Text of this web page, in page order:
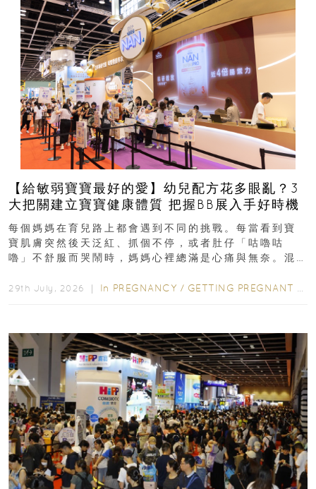
【給敏弱寶寶最好的愛】幼兒配方花多眼亂？3
大把關建立寶寶健康體質 把握BB展入手好時機
每個媽媽在育兒路上都會遇到不同的挑戰。每當看到寶
寶肌膚突然後天泛紅、抓個不停，或者肚仔「咕嚕咕
嚕」不舒服而哭鬧時，媽媽心裡總滿是心痛與無奈。混
29th July, 2026 ｜ In PREGNANCY / GETTING PREGNANT